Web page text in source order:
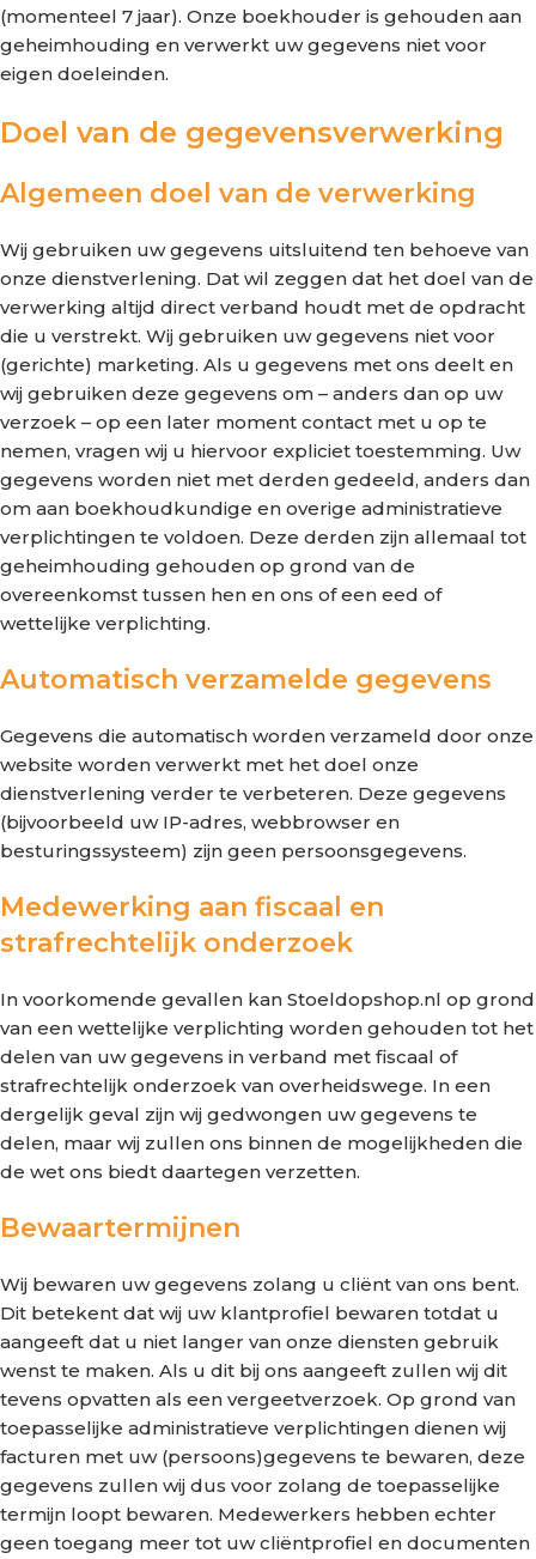
(momenteel 7 jaar). Onze boekhouder is gehouden aan
geheimhouding en verwerkt uw gegevens niet voor
eigen doeleinden.
Doel van de gegevensverwerking
Algemeen doel van de verwerking
Wij gebruiken uw gegevens uitsluitend ten behoeve van
onze dienstverlening. Dat wil zeggen dat het doel van de
verwerking altijd direct verband houdt met de opdracht
die u verstrekt. Wij gebruiken uw gegevens niet voor
(gerichte) marketing. Als u gegevens met ons deelt en
wij gebruiken deze gegevens om – anders dan op uw
verzoek – op een later moment contact met u op te
nemen, vragen wij u hiervoor expliciet toestemming. Uw
gegevens worden niet met derden gedeeld, anders dan
om aan boekhoudkundige en overige administratieve
verplichtingen te voldoen. Deze derden zijn allemaal tot
geheimhouding gehouden op grond van de
overeenkomst tussen hen en ons of een eed of
wettelijke verplichting.
Automatisch verzamelde gegevens
Gegevens die automatisch worden verzameld door onze
website worden verwerkt met het doel onze
dienstverlening verder te verbeteren. Deze gegevens
(bijvoorbeeld uw IP-adres, webbrowser en
besturingssysteem) zijn geen persoonsgegevens.
Medewerking aan fiscaal en
strafrechtelijk onderzoek
In voorkomende gevallen kan Stoeldopshop.nl op grond
van een wettelijke verplichting worden gehouden tot het
delen van uw gegevens in verband met fiscaal of
strafrechtelijk onderzoek van overheidswege. In een
dergelijk geval zijn wij gedwongen uw gegevens te
delen, maar wij zullen ons binnen de mogelijkheden die
de wet ons biedt daartegen verzetten.
Bewaartermijnen
Wij bewaren uw gegevens zolang u cliënt van ons bent.
Dit betekent dat wij uw klantprofiel bewaren totdat u
aangeeft dat u niet langer van onze diensten gebruik
wenst te maken. Als u dit bij ons aangeeft zullen wij dit
tevens opvatten als een vergeetverzoek. Op grond van
toepasselijke administratieve verplichtingen dienen wij
facturen met uw (persoons)gegevens te bewaren, deze
gegevens zullen wij dus voor zolang de toepasselijke
termijn loopt bewaren. Medewerkers hebben echter
geen toegang meer tot uw cliëntprofiel en documenten